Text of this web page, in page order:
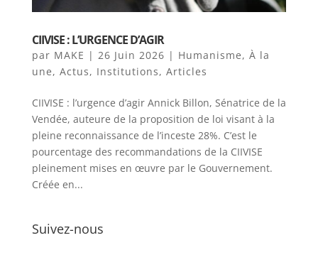
CIIVISE : L’URGENCE D’AGIR
par MAKE | 26 Juin 2026 | Humanisme, À la
une, Actus, Institutions, Articles
CIIVISE : l’urgence d’agir Annick Billon, Sénatrice de la
Vendée, auteure de la proposition de loi visant à la
pleine reconnaissance de l’inceste 28%. C’est le
pourcentage des recommandations de la CIIVISE
pleinement mises en œuvre par le Gouvernement.
Créée en...
Suivez-nous